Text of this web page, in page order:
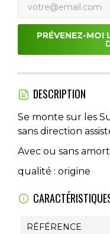
PRÉVENEZ-MOI
DESCRIPTION
Se monte sur les
sans direction
Avec ou sans
qualité : origine
RÉFÉRENCE